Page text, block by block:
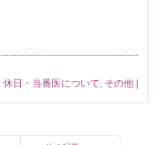
休日・当番医について その他|